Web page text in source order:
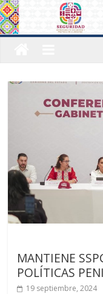
MANTIENE
POLÍTICAS
19 septiembre, 2024